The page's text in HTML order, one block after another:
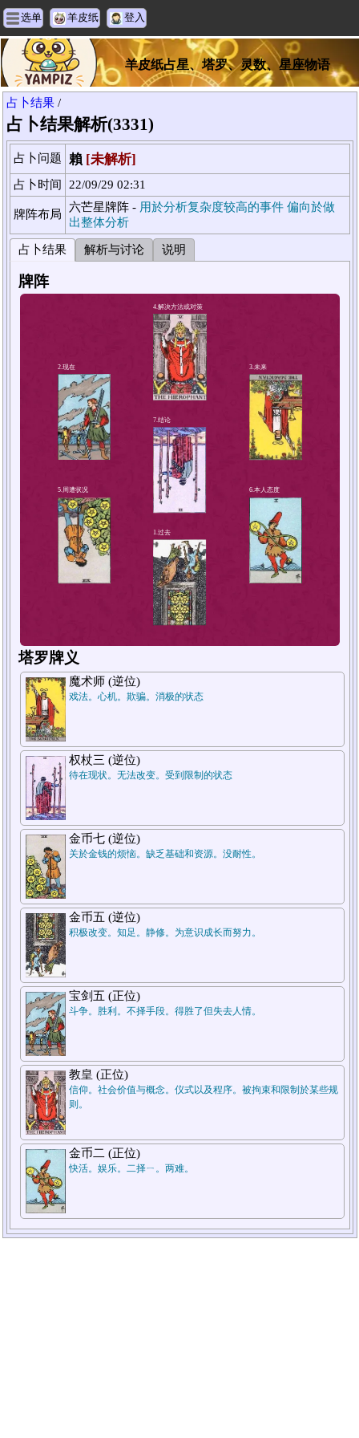
选单 羊皮纸 登入
羊皮纸占星、塔罗、灵数、星座物语
占卜结果 /
占卜结果解析(3331)
占卜问题 賴 [未解析]
占卜时间 22/09/29 02:31
牌阵布局
六芒星牌阵 - 用於分析复杂度较高的事件 偏向於做
出整体分析
占卜结果 解析与讨论 说明
牌阵
2.现在
4.解决方法或对策
5.周遭状况
塔罗牌义
魔术师 (逆位)
戏法。心机。欺骗。消极的状态
权杖三 (逆位)
待在现状。无法改变。受到限制的状态
金币七 (逆位)
关於金钱的烦恼。缺乏基础和资源。没耐性。
金币五 (逆位)
积极改变。知足。静修。为意识成长而努力。
宝剑五 (正位)
斗争。胜利。不择手段。得胜了但失去人情。
教皇 (正位)
信仰。社会价值与概念。仪式以及程序。被拘束和限制於某些规
则。
金币二 (正位)
快活。娱乐。二择ㄧ。两难。